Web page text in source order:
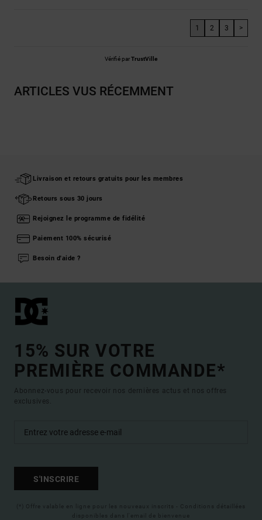
1 2 3 >
Vérifié parTrustVille
ARTICLES VUS RÉCEMMENT
Livraison et retours gratuits pour les membres
Retours sous 30 jours
Rejoignez le programme de fidélité
Paiement 100% sécurisé
Besoin d'aide ?
15% SUR VOTRE
PREMIÈRE COMMANDE*
Abonnez-vous pour recevoir nos dernières actus et nos offres
exclusives.
S'INSCRIRE
(*) Offre valable en ligne pour les nouveaux inscrits - Conditions détaillées
disponibles dans l'email de bienvenue